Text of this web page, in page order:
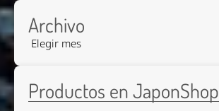
Archivo
Productos en JaponShop